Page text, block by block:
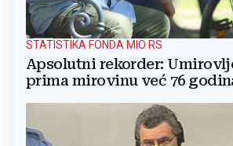
STATISTIKA FONDA MIO RS
Apsolutni rekorder:
prima mirovinu već 76